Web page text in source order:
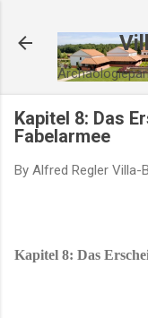
Kapitel 8: Das
Fabelarmee
By Alfred Regler Villa-
Kapitel 8: Das